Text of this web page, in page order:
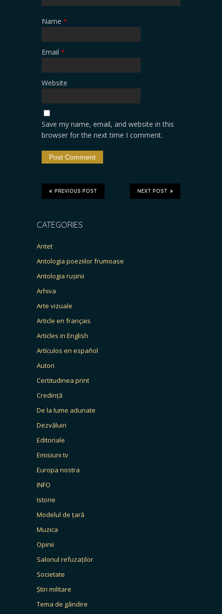
Name *
Email *
Website
Save my name, email, and website in this
browser for the next time I comment.
NEXT POST
PREVIOUS POST
CATEGORIES
Antet
Antologia poeziilor frumoase
Antologia rușinii
Arhiva
Arte vizuale
Article en français
Articles in English
Artículos en español
Autori
Certitudinea print
Credință
De la lume adunate
Dezvăluiri
Editoriale
Emisiuni tv
Europa nostra
INFO
Istorie
Modelul de țară
Muzica
Opinii
Salonul refuzaților
Societate
Știri militare
Tema de gândire